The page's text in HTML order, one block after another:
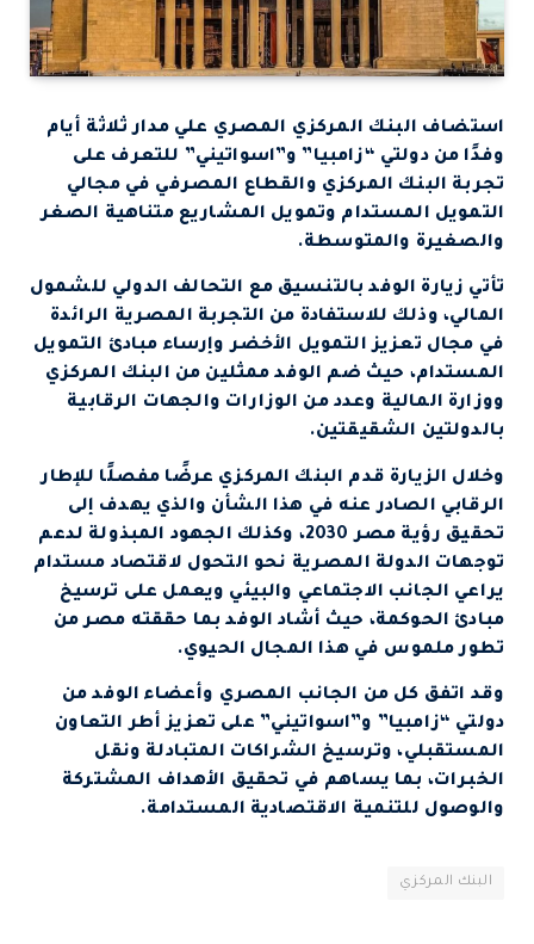
استضاف البنك المركزي المصري علي مدار ثلاثة أيام
وفدًا من دولتي “زامبيا” و”اسواتيني” للتعرف على
تجربة البنك المركزي والقطاع المصرفي في مجالي
التمويل المستدام وتمويل المشاريع متناهية الصغر
والصغيرة والمتوسطة.
تأتي زيارة الوفد بالتنسيق مع التحالف الدولي للشمول
المالي، وذلك للاستفادة من التجربة المصرية الرائدة
في مجال تعزيز التمويل الأخضر وإرساء مبادئ التمويل
المستدام، حيث ضم الوفد ممثلين من البنك المركزي
ووزارة المالية وعدد من الوزارات والجهات الرقابية
بالدولتين الشقيقتين.
وخلال الزيارة قدم البنك المركزي عرضًا مفصلًا للإطار
الرقابي الصادر عنه في هذا الشأن والذي يهدف إلى
تحقيق رؤية مصر 2030، وكذلك الجهود المبذولة لدعم
توجهات الدولة المصرية نحو التحول لاقتصاد مستدام
يراعي الجانب الاجتماعي والبيئي ويعمل على ترسيخ
مبادئ الحوكمة، حيث أشاد الوفد بما حققته مصر من
تطور ملموس في هذا المجال الحيوي.
وقد اتفق كل من الجانب المصري وأعضاء الوفد من
دولتي “زامبيا” و”اسواتيني” على تعزيز أطر التعاون
المستقبلي، وترسيخ الشراكات المتبادلة ونقل
الخبرات، بما يساهم في تحقيق الأهداف المشتركة
والوصول للتنمية الاقتصادية المستدامة.
البنك المركزي